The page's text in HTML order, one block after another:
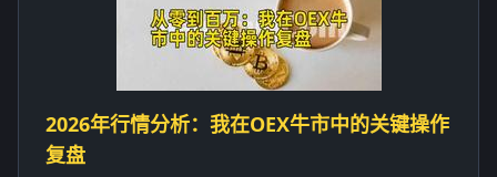
2026年行情分析：我在OEX牛市中的关键操作
复盘